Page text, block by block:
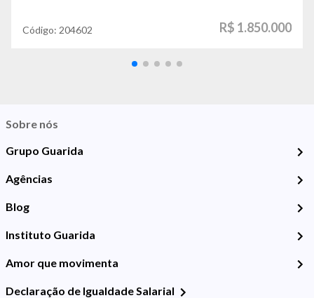
Código: 204602 R$ 1.850.000
Sobre nós
Grupo Guarida
Agências
Blog
Instituto Guarida
Amor que movimenta
Declaração de Igualdade Salarial